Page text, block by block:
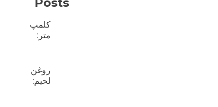
کلمپ
متر:
روغن
لحیم: